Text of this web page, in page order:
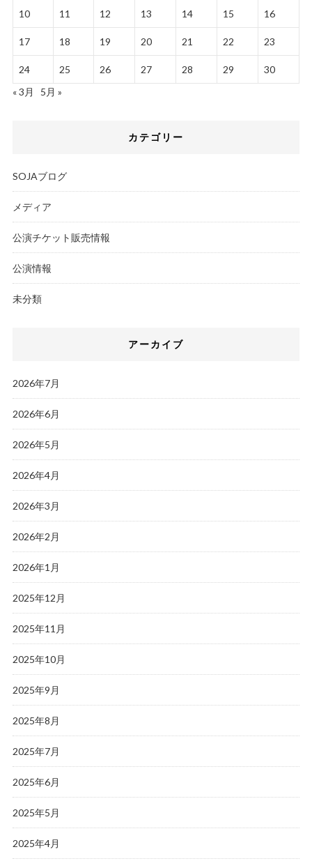
10 11 12 13 14 15 16
17 18 19 20 21 22 23
24 25 26 27 28 29
30
« 3月
5月 »
カテゴリー
SOJAブログ
メディア
公演チケット販売情報
公演情報
未分類
アーカイブ
2026年7月
2026年6月
2026年5月
2026年4月
2026年3月
2026年2月
2026年1月
2025年12月
2025年11月
2025年10月
2025年9月
2025年8月
2025年7月
2025年6月
2025年5月
2025年4月